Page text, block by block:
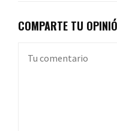
COMPARTE TU